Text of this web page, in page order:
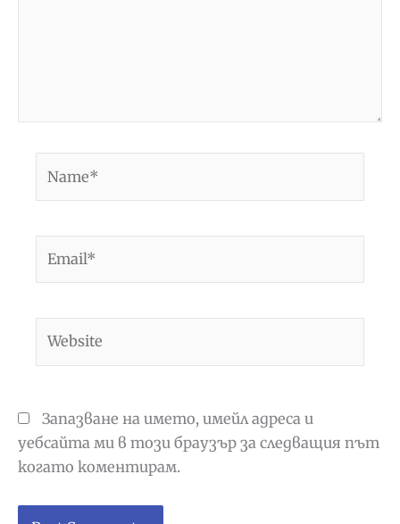
Запазване на името, имейл адреса и
уебсайта ми в този браузър за следващия път
когато коментирам.